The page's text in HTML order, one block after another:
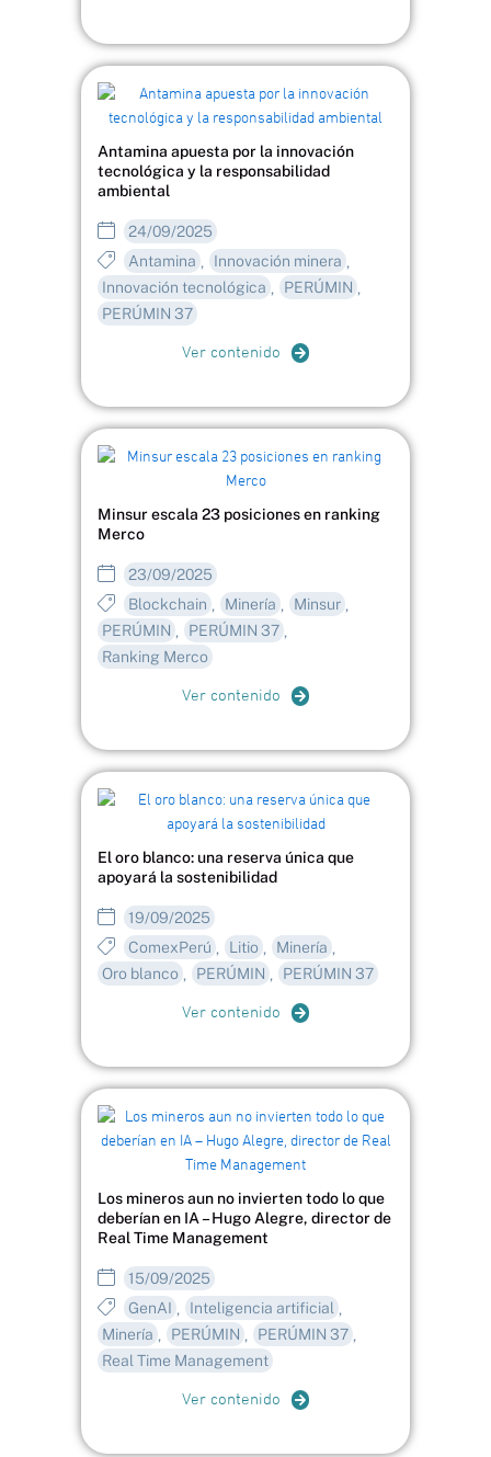
Antamina apuesta por la innovación
tecnológica y la responsabilidad
ambiental
24/09/2025
Antamina , Innovación minera ,
Innovación tecnológica , PERÚMIN ,
PERÚMIN 37
Ver contenido
Minsur escala 23 posiciones en ranking
Merco
23/09/2025
Blockchain , Minería , Minsur ,
PERÚMIN , PERÚMIN 37 ,
Ranking Merco
Ver contenido
El oro blanco: una reserva única que
apoyará la sostenibilidad
19/09/2025
ComexPerú , Litio , Minería ,
Oro blanco , PERÚMIN , PERÚMIN 37
Ver contenido
Los mineros aun no invierten todo lo que
deberían en IA – Hugo Alegre, director de
Real Time Management
15/09/2025
GenAI , Inteligencia artificial ,
Minería , PERÚMIN , PERÚMIN 37 ,
Real Time Management
Ver contenido